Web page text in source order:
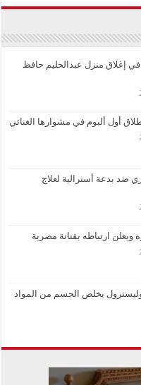
إغلاق منزل عبدالحليم حافظ
أول ألبوم في مشوارها الغنائي
ضد بدعة أسترالية لعلاج
ارتباطه بفنانة مصرية
يخلص الجسم من المواد